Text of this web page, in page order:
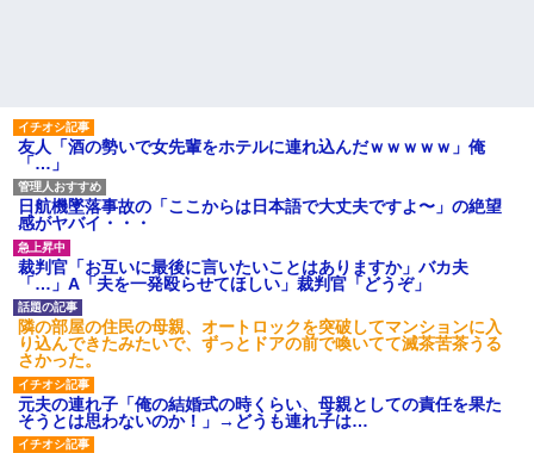
友人「酒の勢いで女先輩をホテルに連れ込んだｗｗｗｗｗ」俺
「…」
日航機墜落事故の「ここからは日本語で大丈夫ですよ〜」の絶望
感がヤバイ・・・
裁判官「お互いに最後に言いたいことはありますか」バカ夫
「…」A「夫を一発殴らせてほしい」裁判官「どうぞ」
隣の部屋の住民の母親、オートロックを突破してマンションに入
り込んできたみたいで、ずっとドアの前で喚いてて滅茶苦茶うる
さかった。
元夫の連れ子「俺の結婚式の時くらい、母親としての責任を果た
そうとは思わないのか！」→どうも連れ子は…